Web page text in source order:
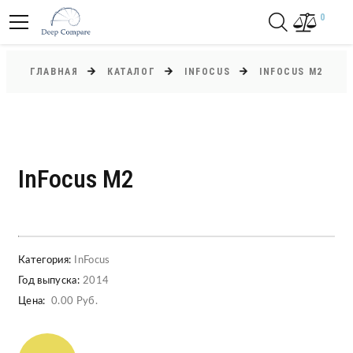
0
ГЛАВНАЯ КАТАЛОГ INFOCUS INFOCUS M2
InFocus M2
Категория:
InFocus
Год выпуска: 2014
Цена:
0.00 Руб.